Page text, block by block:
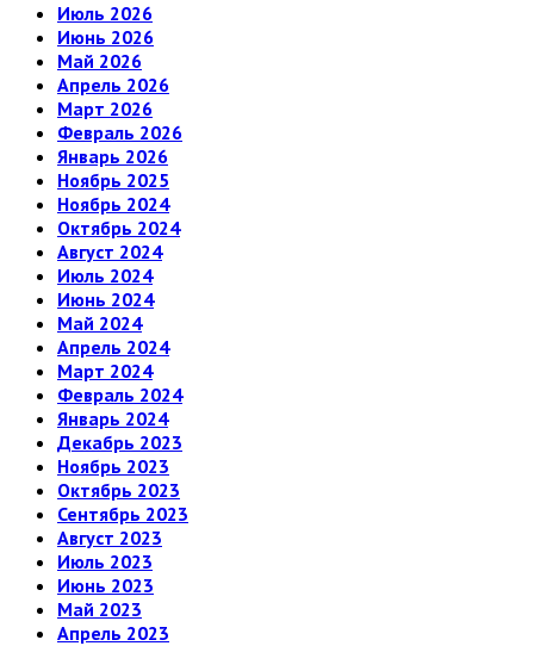
Июль 2026
Июнь 2026
Май 2026
Апрель 2026
Март 2026
Февраль 2026
Январь 2026
Ноябрь 2025
Ноябрь 2024
Октябрь 2024
Август 2024
Июль 2024
Июнь 2024
Май 2024
Апрель 2024
Март 2024
Февраль 2024
Январь 2024
Декабрь 2023
Ноябрь 2023
Октябрь 2023
Сентябрь 2023
Август 2023
Июль 2023
Июнь 2023
Май 2023
Апрель 2023